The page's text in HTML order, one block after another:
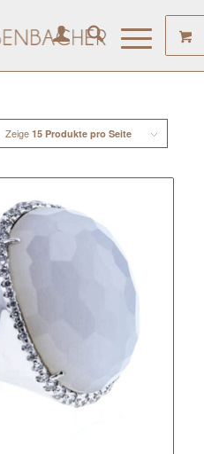
Zeige 15 Produkte pro Seite